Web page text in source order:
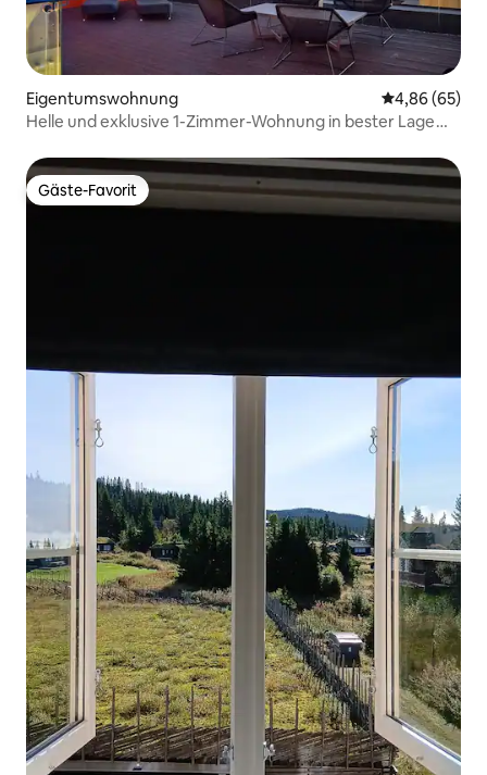
Eigentumswohnung
4,86 (65)
Helle und exklusive 1-Zimmer-Wohnung in bester Lage
Gäste-Favorit
Gäste-Favorit